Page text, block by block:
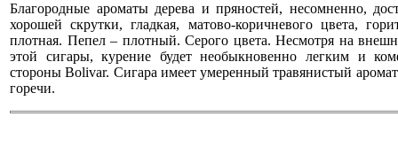
Благородные ароматы дерева и пряностей, несомненно,
хорошей скрутки, гладкая, матово-коричневого цвета,
плотная. Пепел – плотный. Серого цвета.Несмотря на
этой сигары, курение будет необыкновенно легким и
стороны Bolivar. Сигара имеет умеренный травянистый
горечи.